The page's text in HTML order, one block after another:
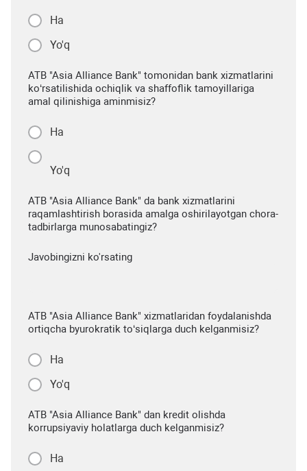
Ha
Yo'q
ATB "Asia Alliance Bank" tomonidan bank xizmatlarini
ko‘rsatilishida ochiqlik va shaffoflik tamoyillariga
amal qilinishiga aminmisiz?
Ha
Yo'q
ATB "Asia Alliance Bank" da bank xizmatlarini
raqamlashtirish borasida amalga oshirilayotgan chora-
tadbirlarga munosabatingiz?
Javobingizni ko'rsating
ATB "Asia Alliance Bank" xizmatlaridan foydalanishda
ortiqcha byurokratik to‘siqlarga duch kelganmisiz?
Ha
Yo'q
ATB "Asia Alliance Bank" dan kredit olishda
korrupsiyaviy holatlarga duch kelganmisiz?
Ha